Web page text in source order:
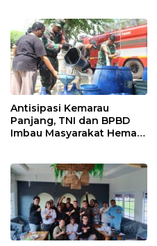
Antisipasi Kemarau
Panjang, TNI dan BPBD
Imbau Masyarakat Hemat